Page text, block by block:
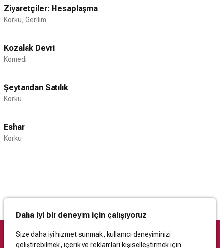
Ziyaretçiler: Hesaplaşma
Korku, Gerilim
Kozalak Devri
Komedi
Şeytandan Satılık
Korku
Eshar
Korku
Daha iyi bir deneyim için çalışıyoruz
Size daha iyi hizmet sunmak, kullanıcı deneyiminizi
geliştirebilmek, içerik ve reklamları kişiselleştirmek için